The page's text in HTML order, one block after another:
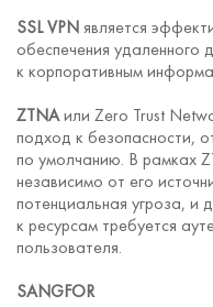
SSL VPN является
обеспечения удаленного
к корпоративным
ZTNAили Zero Trust
подход к безопасности,
по умолчанию. В рамках
независимо от его
потенциальная угроза, и
к ресурсам требуется
пользователя.
SANGFOR